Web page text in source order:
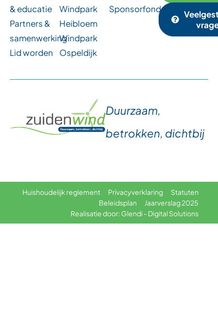
& educatie
Partners &
samenwerking
Lid worden
Windpark
Heibloem
Windpark
Ospeldijk
Sponsorfonds
Duurzaam,
betrokken, dichtbij
Huishoudelijk reglement Privacyverklaring
Statuten
Beleidsplan
Jaarverslag 2025
Realisatie door: Glendi - Digital Solutions